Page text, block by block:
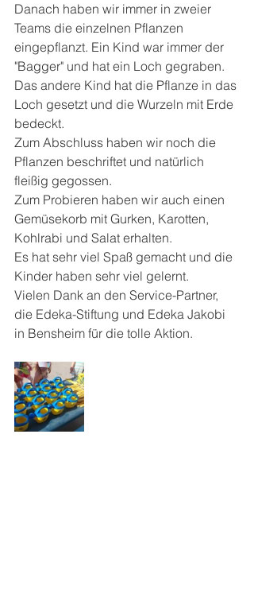
Danach haben wir immer in zweier
Teams die einzelnen Pflanzen
eingepflanzt. Ein Kind war immer der
"Bagger" und hat ein Loch gegraben.
Das andere Kind hat die Pflanze in das
Loch gesetzt und die Wurzeln mit Erde
bedeckt.
Zum Abschluss haben wir noch die
Pflanzen beschriftet und natürlich
fleißig gegossen.
Zum Probieren haben wir auch einen
Gemüsekorb mit Gurken, Karotten,
Kohlrabi und Salat erhalten.
Es hat sehr viel Spaß gemacht und die
Kinder haben sehr viel gelernt.
Vielen Dank an den Service-Partner,
die Edeka-Stiftung und Edeka Jakobi
in Bensheim für die tolle Aktion.